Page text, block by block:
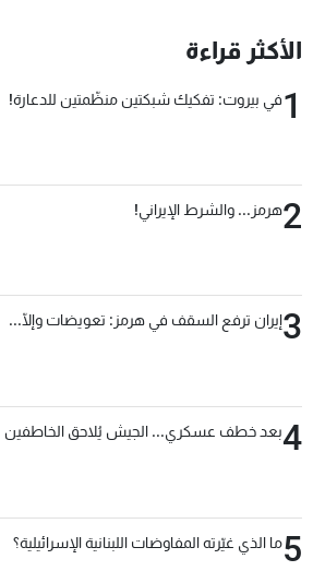
الأكثر قراءة
1في بيروت: تفكيك شبكتين منظّمتين للدعارة!
2هرمز... والشرط الإيراني!
3إيران ترفع السقف في هرمز: تعويضات وإلّا...
4بعد خطف عسكري... الجيش يُلاحق الخاطفين
5ما الذي غيّرته المفاوضات اللبنانية الإسرائيلية؟